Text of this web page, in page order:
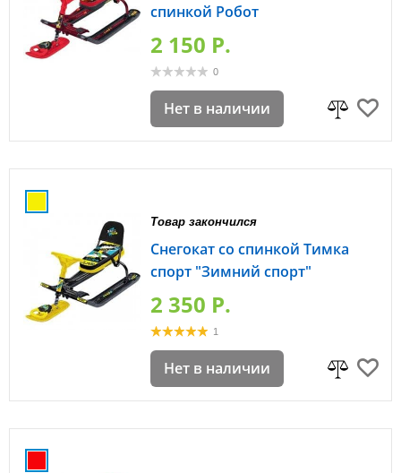
спинкой Робот
2 150 P.
0
Нет в наличии
Товар закончился
Снегокат со спинкой Тимка
спорт "Зимний спорт"
2 350 P.
1
Нет в наличии